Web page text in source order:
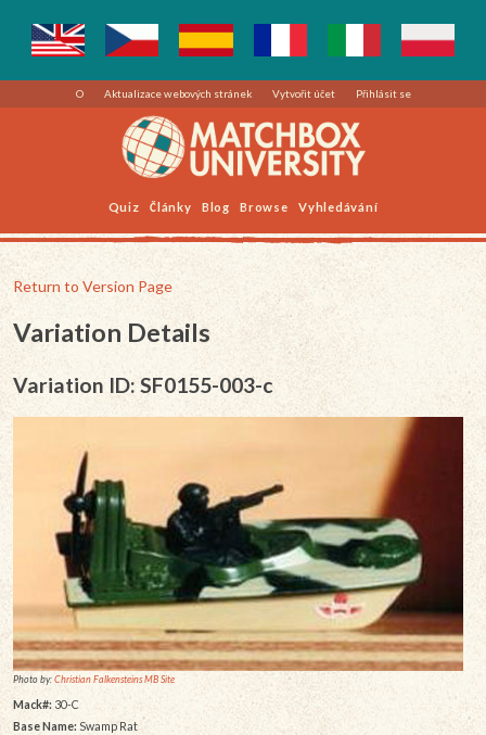
O Aktualizace webových stránek Vytvořit účet Přihlásit se
Quiz Články Blog Browse Vyhledávání
Return to Version Page
Variation Details
Variation ID: SF0155-003-c
Photo by:Christian Falkensteins MB Site
Mack#:30-C
Base Name: Swamp Rat